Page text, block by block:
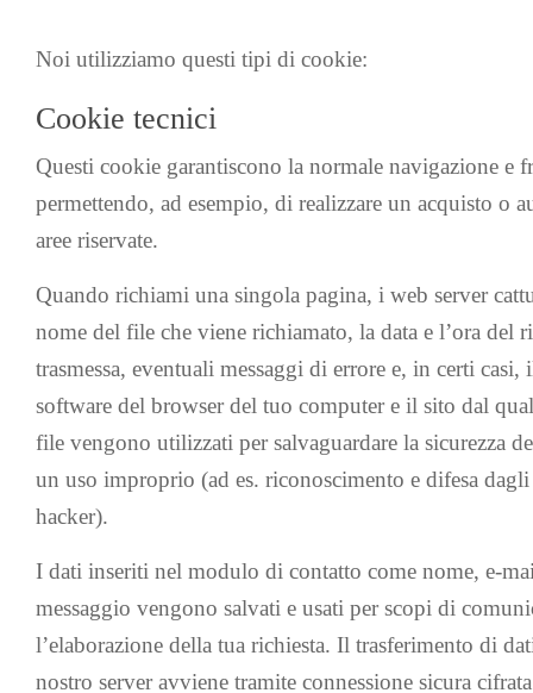
Noi utilizziamo questi tipi di cookie:
Cookie tecnici
Questi cookie garantiscono la normale navigazione e
permettendo, ad esempio, di realizzare un acquisto o
aree riservate.
Quando richiami una singola pagina, i web server
nome del file che viene richiamato, la data e l’ora del
trasmessa, eventuali messaggi di errore e, in certi
software del browser del tuo computer e il sito dal
file vengono utilizzati per salvaguardare la sicurezza
un uso improprio (ad es. riconoscimento e difesa
hacker).
I dati inseriti nel modulo di contatto come nome, e-
messaggio vengono salvati e usati per scopi di
l’elaborazione della tua richiesta. Il trasferimento di
nostro server avviene tramite connessione sicura